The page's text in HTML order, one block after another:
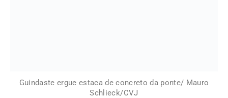
Guindaste ergue estaca de concreto da ponte/ Mauro
Schlieck/CVJ